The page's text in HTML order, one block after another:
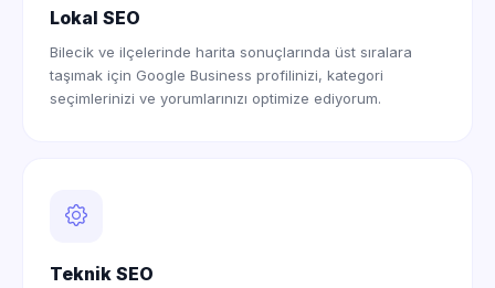
Lokal SEO
Bilecik ve ilçelerinde harita sonuçlarında üst sıralara
taşımak için Google Business profilinizi, kategori
seçimlerinizi ve yorumlarınızı optimize ediyorum.
Teknik SEO